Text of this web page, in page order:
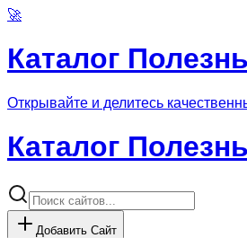
🚀
Каталог
Открывайте и делитесь
Каталог
Добавить Сайт